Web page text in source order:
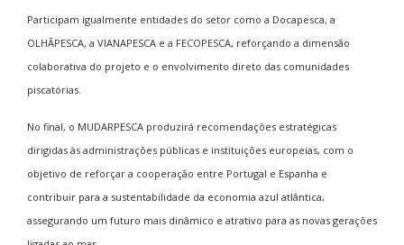
Participam igualmente entidades do setor como a Docapesca, a
OLHÃPESCA, a VIANAPESCA e a FECOPESCA, reforçando a dimensão
colaborativa do projeto e o envolvimento direto das comunidades
piscatórias.
No final, o MUDARPESCA produzirá recomendações estratégicas
dirigidas às administrações públicas e instituições europeias, com o
objetivo de reforçar a cooperação entre Portugal e Espanha e
contribuir para a sustentabilidade da economia azul atlântica,
assegurando um futuro mais dinâmico e atrativo para as novas gerações